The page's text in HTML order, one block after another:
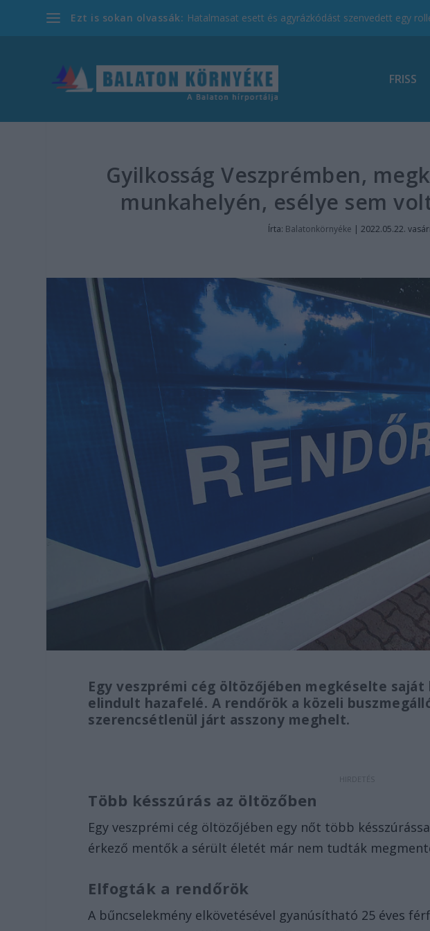
Ezt is sokan olvassák: Hatalmasat esett és agyrázkódást szenvedett egy
FRISS
Gyilkosság Veszprémben,
munkahelyén, esélye sem
Írta: Balatonkörnyéke |2022.05.22.
Egy veszprémi cég öltözőjében megkéselte
elindult hazafelé. A rendőrök a közeli
szerencsétlenül járt asszony meghelt.
Több késszúrás az öltözőben
Egy veszprémi cég öltözőjében egy nőt több
érkező mentők a sérült életét már nem tudták
Elfogták a rendőrök
A bűncselekmény elkövetésével gyanúsítható 25 éves